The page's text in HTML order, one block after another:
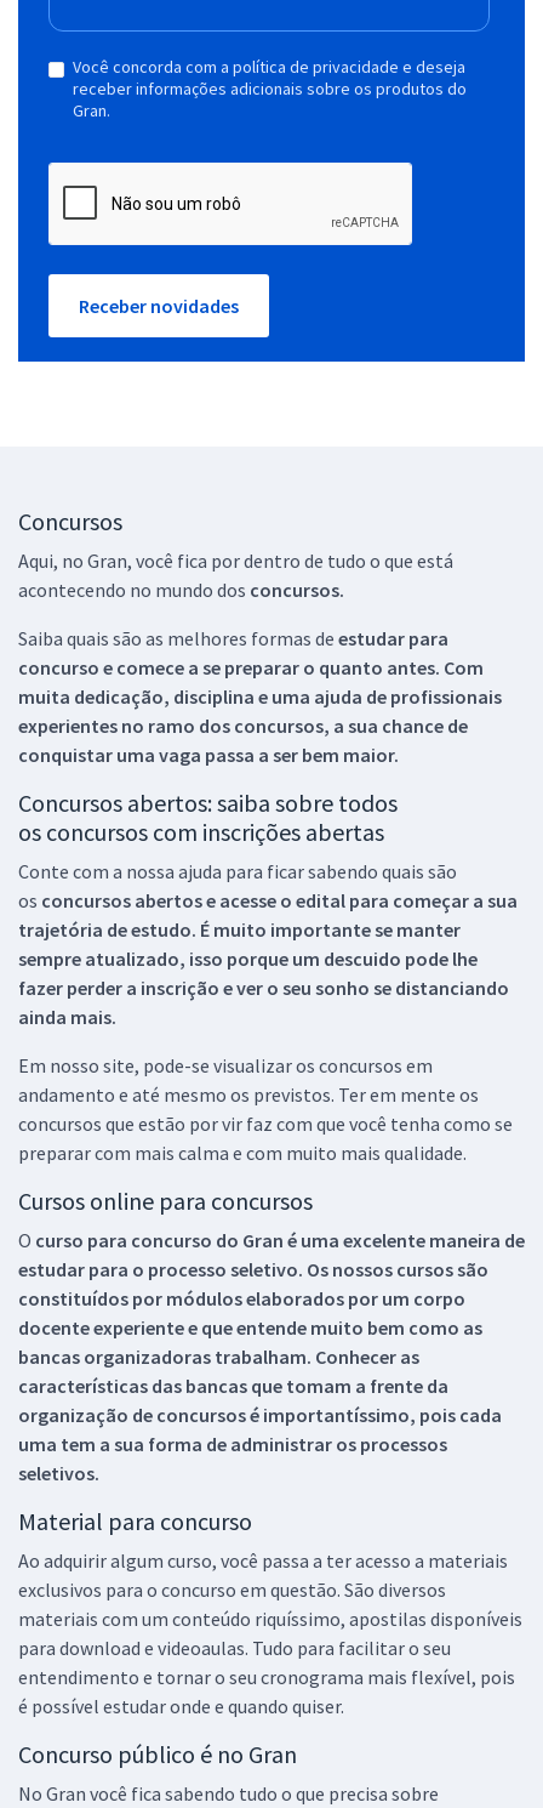
Você concorda com a política de privacidade e deseja
receber informações adicionais sobre os produtos do
Gran.
Receber novidades
Concursos
Aqui, no Gran, você fica por dentro de tudo o que está
acontecendo no mundo dos concursos.
Saiba quais são as melhores formas de estudar para
concurso e comece a se preparar o quanto antes. Com
muita dedicação, disciplina e uma ajuda de profissionais
experientes no ramo dos concursos, a sua chance de
conquistar uma vaga passa a ser bem maior.
Concursos abertos: saiba sobre todos
os concursos com inscrições abertas
Conte com a nossa ajuda para ficar sabendo quais são
os concursos abertos e acesse o edital para começar a sua
trajetória de estudo. É muito importante se manter
sempre atualizado, isso porque um descuido pode lhe
fazer perder a inscrição e ver o seu sonho se distanciando
ainda mais.
Em nosso site, pode-se visualizar os concursos em
andamento e até mesmo os previstos. Ter em mente os
concursos que estão por vir faz com que você tenha como se
preparar com mais calma e com muito mais qualidade.
Cursos online para concursos
O curso para concurso do Gran é uma excelente maneira de
estudar para o processo seletivo. Os nossos cursos são
constituídos por módulos elaborados por um corpo
docente experiente e que entende muito bem como as
bancas organizadoras trabalham. Conhecer as
características das bancas que tomam a frente da
organização de concursos é importantíssimo, pois cada
uma tem a sua forma de administrar os processos
seletivos.
Material para concurso
Ao adquirir algum curso, você passa a ter acesso a materiais
exclusivos para o concurso em questão. São diversos
materiais com um conteúdo riquíssimo, apostilas disponíveis
para download e videoaulas. Tudo para facilitar o seu
entendimento e tornar o seu cronograma mais flexível, pois
é possível estudar onde e quando quiser.
Concurso público é no Gran
No Gran você fica sabendo tudo o que precisa sobre